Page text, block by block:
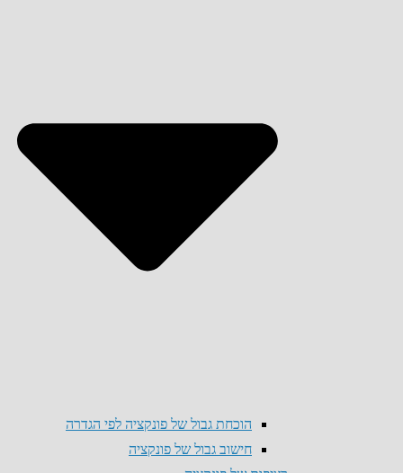
הוכחת גבול של פונקציה לפי הגדרה
חישוב גבול של פונקציה